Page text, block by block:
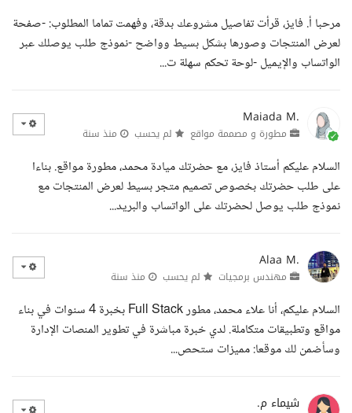
مرحبا أ. فايز، قرأت تفاصيل مشروعك بدقة، وفهمت تماما المطلوب: -صفحة
لعرض المنتجات وصورها بشكل بسيط وواضح -نموذج طلب يوصلك عبر
الواتساب والإيميل -لوحة تحكم سهلة ت...
Maiada M.
مطورة و مصممة مواقع لم يحسب منذ سنة
السلام عليكم أستاذ فايز، مع حضرتك ميادة محمد، مطورة مواقع. بناءا
على طلب حضرتك بخصوص تصميم متجر بسيط لعرض المنتجات مع
نموذج طلب يوصل لحضرتك على الواتساب والبريد...
Alaa M.
مهندس برمجيات لم يحسب منذ سنة
السلام عليكم، أنا علاء محمد، مطور Full Stack بخبرة 4 سنوات في بناء
مواقع وتطبيقات متكاملة. لدي خبرة مباشرة في تطوير المنصات الإدارة
وسأضمن لك موقعا: مميزات ستحص...
شيماء م.